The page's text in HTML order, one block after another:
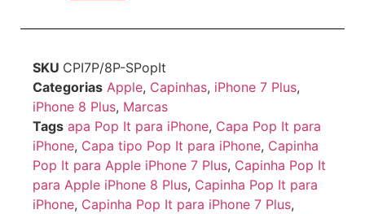
SKU CPI7P/8P-SPopIt
Categorias Apple, Capinhas, iPhone 7 Plus,
iPhone 8 Plus, Marcas
Tags apa Pop It para iPhone, Capa Pop It para
iPhone, Capa tipo Pop It para iPhone, Capinha
Pop It para Apple iPhone 7 Plus, Capinha Pop It
para Apple iPhone 8 Plus, Capinha Pop It para
iPhone, Capinha Pop It para iPhone 7 Plus,